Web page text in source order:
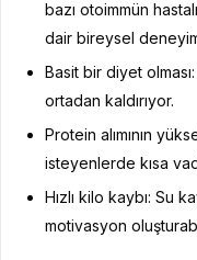
bazı otoimmün
dair bireysel
Basit bir diyet
ortadan kaldırıyor.
Protein alımının
isteyenlerde kısa
Hızlı kilo kaybı: Su
motivasyon